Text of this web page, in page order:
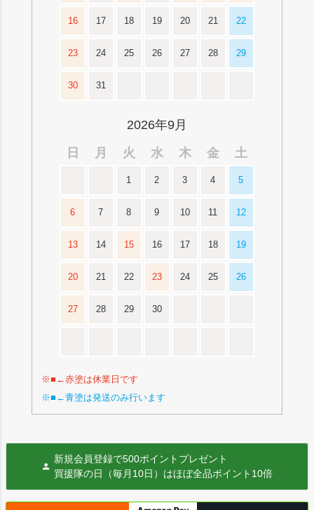
16 17 18 19 20 21 22
23 24 25 26 27 28 29
30 31
2026年9月
日
月 火 水 木 金 土
1 2 3 4 5
6 7 8 9 10 11 12
13 14 15 16 17 18 19
20 21 22 23 24 25 26
27 28 29 30
※■←赤塗は休業日です
※■←青塗は発送のみ行います
新規会員登録で500ポイントプレゼント
買援隊の日（毎月10日）はほぼ全品ポイント10倍